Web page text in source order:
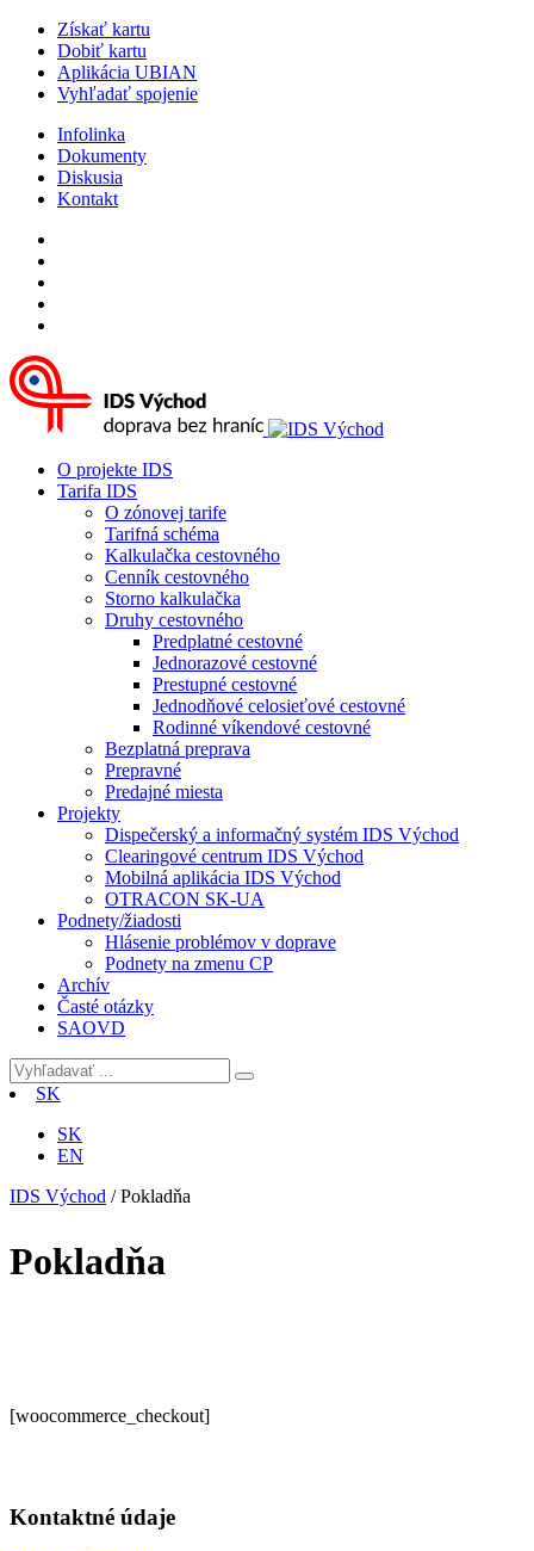
Získať kartu
Dobiť kartu
Aplikácia UBIAN
Vyhľadať spojenie
Infolinka
Dokumenty
Diskusia
Kontakt
O projekte IDS
Tarifa IDS
O zónovej tarife
Tarifná schéma
Kalkulačka cestovného
Cenník cestovného
Storno kalkulačka
Druhy cestovného
Predplatné cestovné
Jednorazové cestovné
Prestupné cestovné
Jednodňové celosieťové cestovné
Rodinné víkendové cestovné
Bezplatná preprava
Prepravné
Predajné miesta
Projekty
Dispečerský a informačný systém IDS Východ
Clearingové centrum IDS Východ
Mobilná aplikácia IDS Východ
OTRACON SK-UA
Podnety/žiadosti
Hlásenie problémov v doprave
Podnety na zmenu CP
Archív
Časté otázky
SAOVD
SK
SK
EN
IDS Východ /Pokladňa
Pokladňa
[woocommerce_checkout]
Kontaktné údaje